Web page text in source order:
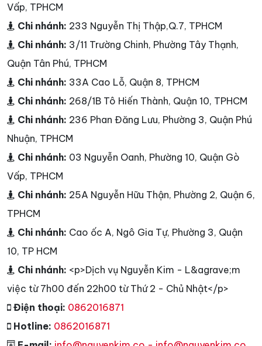
Vấp, TPHCM
Chi nhánh: 233 Nguyễn Thị Thập,Q.7, TPHCM
Chi nhánh: 3/11 Trường Chinh, Phường Tây Thạnh,
Quận Tân Phú, TPHCM
Chi nhánh: 33A Cao Lỗ, Quận 8, TPHCM
Chi nhánh: 268/1B Tô Hiến Thành, Quận 10, TPHCM
Chi nhánh: 236 Phan Đăng Lưu, Phường 3, Quận Phú
Nhuận, TPHCM
Chi nhánh: 03 Nguyễn Oanh, Phường 10, Quận Gò
Vấp, TPHCM
Chi nhánh: 25A Nguyễn Hữu Thận, Phường 2, Quận 6,
TPHCM
Chi nhánh: Cao ốc A, Ngô Gia Tự, Phường 3, Quận
10, TP HCM
Chi nhánh: <p>Dịch vụ Nguyễn Kim - L&agrave;m
việc từ 7h00 đến 22h00 từ Thứ 2 - Chủ Nhật</p>
Điện thoại: 0862016871
Hotline: 0862016871